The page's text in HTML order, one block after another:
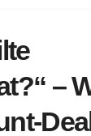
–